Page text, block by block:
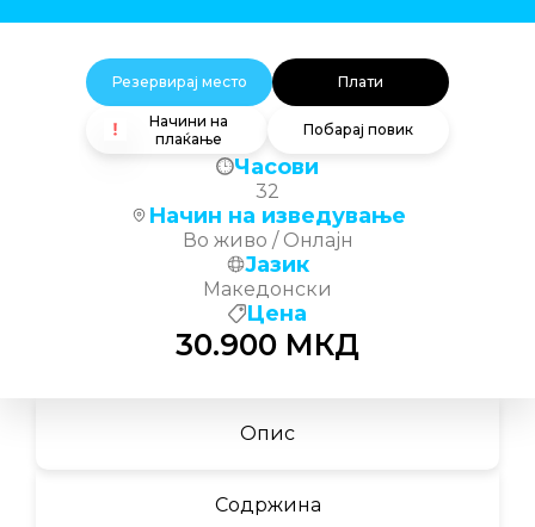
Опис
Содржина
Резервирај место Плати
Начини на
плаќање
Побарај повик
Часови
32
Начин на изведување
Во живо / Онлајн
Јазик
Македонски
Цена
30.900 МКД